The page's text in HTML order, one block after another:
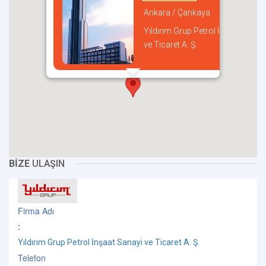
Ankara / Çankaya
Yıldırım Grup Petrol İnşaat
ve Ticaret A. Ş.
BİZE ULAŞIN
Firma Adı
:
Yıldırım Grup Petrol İnşaat Sanayi ve Ticaret A. Ş.
Telefon